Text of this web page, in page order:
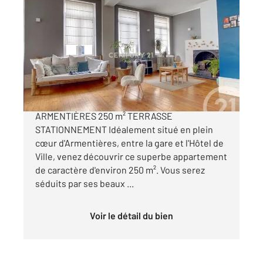
ARMENTIERES 59
250 m
2, 8 pièces
Ref : 433
Appartement F6 à vendre
299 000 €
APPARTEMENT DUPLEX CENTRE-VILLE
ARMENTIÈRES 250 m² TERRASSE
STATIONNEMENT Idéalement situé en plein
cœur d'Armentières, entre la gare et l'Hôtel de
Ville, venez découvrir ce superbe appartement
de caractère d'environ 250 m². Vous serez
séduits par ses beaux ...
Voir le détail du bien